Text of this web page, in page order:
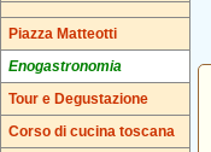
Piazza Matteotti
Enogastronomia
Tour e Degustazione
Corso di cucina toscana